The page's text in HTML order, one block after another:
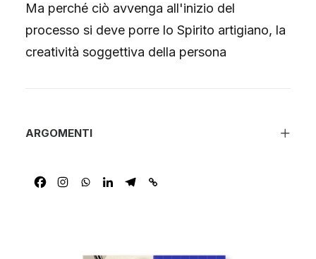
Ma perché ciò avvenga all'inizio del
processo si deve porre lo Spirito artigiano, la
creatività soggettiva della persona
ARGOMENTI